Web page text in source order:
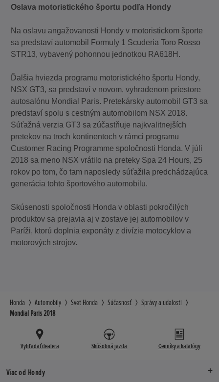
Oslava motoristického športu podľa Hondy
Na oslavu angažovanosti Hondy v motoristickom športe
sa predstaví automobil Formuly 1 Scuderia Toro Rosso
STR13, vybavený pohonnou jednotkou RA618H.
Ďalšia hviezda programu motoristického športu Hondy,
NSX GT3, sa predstaví v novom, vyhradenom priestore
autosalónu Mondial Paris. Pretekársky automobil GT3 sa
predstaví spolu s cestným automobilom NSX 2018.
Súťažná verzia GT3 sa zúčastňuje najkvalitnejších
pretekov na troch kontinentoch v rámci programu
Customer Racing Programme spoločnosti Honda. V júli
2018 sa meno NSX vrátilo na preteky Spa 24 Hours, 25
rokov po tom, čo tam naposledy súťažila predchádzajúca
generácia tohto športového automobilu.
Skúsenosti spoločnosti Honda v oblasti pokročilých
produktov sa prejavia aj v zostave jej automobilov v
Paríži, ktorú doplnia exponáty z divízie motocyklov a
motorových strojov.
Honda Automobily Svet Honda Súčasnosť
Správy a udalosti
Mondial Paris 2018
Vyhľadať dealera Skúšobná jazda Cenníky a katalógy
Viac od Hondy